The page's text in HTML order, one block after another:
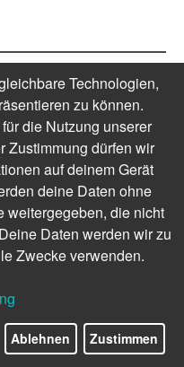
die Sammlung,
Nachrichten, Archiv- und
erfüllt seine
von Einwirkungen
Regierungen.
Technologien,
zu können.
die Nutzung unserer
Zustimmung dürfen wir
auf deinem Gerät
deine Daten ohne
weitergegeben, die nicht
Daten werden wir zu
Zwecke verwenden.
Ablehnen Zustimmen